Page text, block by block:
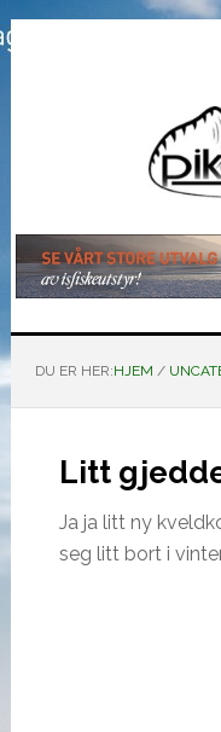
Hopp
til
Hopp
til
Hopp
til
DU ER HER:HJEM /
Litt
Ja ja litt ny
seg litt bort i